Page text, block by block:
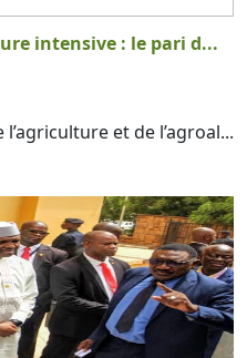
intensive : le pari d...
et de l’agroal...